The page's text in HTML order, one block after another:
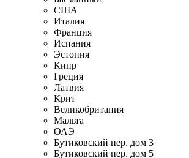
США
Италия
Франция
Испания
Эстония
Кипр
Греция
Латвия
Крит
Великобритания
Мальта
ОАЭ
Бутиковский пер. дом 3
Бутиковский пер. дом 5